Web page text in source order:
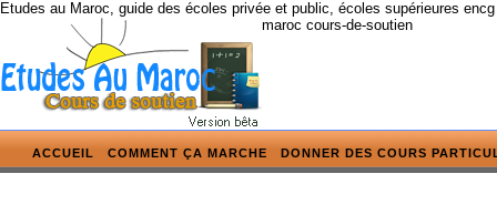
Etudes au Maroc, guide des écoles privée et public, écoles supérieures
maroc cours-de-soutien
ACCUEIL COMMENT ÇA MARCHE DONNER DES COURS